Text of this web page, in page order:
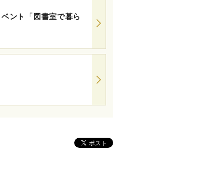
ント「図書室で暮ら